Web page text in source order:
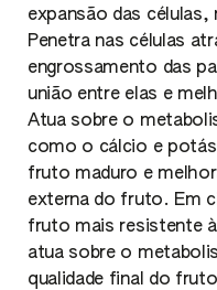
expansão das células,
Penetra nas células
engrossamento das
união entre elas e
Atua sobre o
como o cálcio e
fruto maduro e
externa do fruto. Em
fruto mais resistente
atua sobre o
qualidade final do